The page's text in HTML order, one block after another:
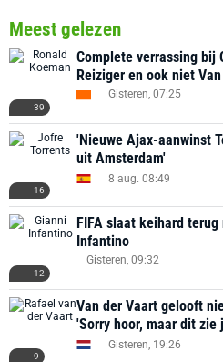
Meest gelezen
39
Complete verrassing bij
Reiziger en ook niet
Gisteren, 07:25
16
'Nieuwe Ajax-aanwinst
uit Amsterdam'
8 aug. 08:49
12
FIFA slaat keihard
Infantino
Gisteren, 09:32
9
Van der Vaart gelooft
'Sorry hoor, maar dit
Gisteren, 19:26